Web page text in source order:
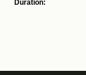
Duration: